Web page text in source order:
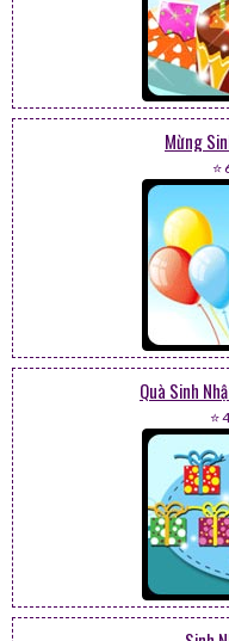
Mừng
⭐
Quà Sinh
⭐ 4